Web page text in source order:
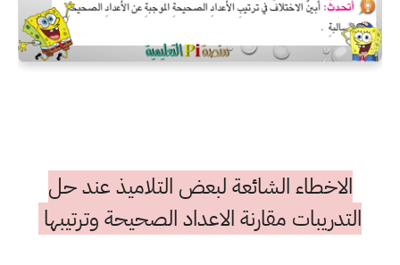
الاخطاء الشائعة لبعض التلاميذ عند حل
التدريبات مقارنة الاعداد الصحيحة وترتيبها